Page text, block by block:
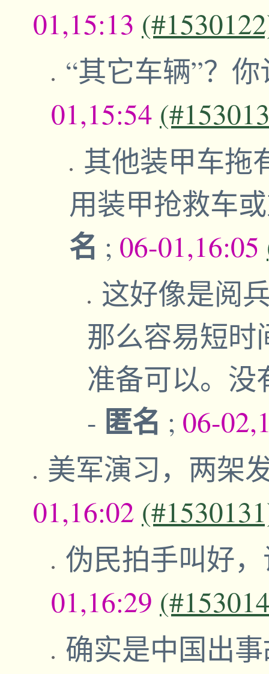
01,15:13
“其它车辆”？
01,15:54
其他装甲车拖
用装甲抢救车
名 ; 06-01,16:05
这好像是阅
那么容易短时
准备可以。没
- 匿名 ; 06-
美军演习，两架
01,16:02
伪民拍手叫好
01,16:29
确实是中国出